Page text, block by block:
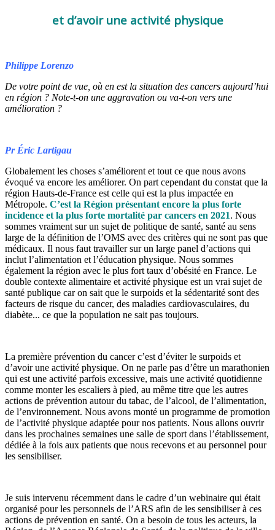
et d’avoir une activité physique
Philippe Lorenzo
De votre point de vue, où en est la situation des cancers aujourd’hui
en région ? Note-t-on une aggravation ou va-t-on vers une
amélioration ?
Pr Éric Lartigau
Globalement les choses s’améliorent et tout ce que nous avons
évoqué va encore les améliorer. On part cependant du constat que la
région Hauts-de-France est celle qui est la plus impactée en
Métropole. C’est la Région présentant encore la plus forte
incidence et la plus forte mortalité par cancers en 2021. Nous
sommes vraiment sur un sujet de politique de santé, santé au sens
large de la définition de l’OMS avec des critères qui ne sont pas que
médicaux. Il nous faut travailler sur un large panel d’actions qui
inclut l’alimentation et l’éducation physique. Nous sommes
également la région avec le plus fort taux d’obésité en France. Le
double contexte alimentaire et activité physique est un vrai sujet de
santé publique car on sait que le surpoids et la sédentarité sont des
facteurs de risque du cancer, des maladies cardiovasculaires, du
diabète... ce que la population ne sait pas toujours.
La première prévention du cancer c’est d’éviter le surpoids et
d’avoir une activité physique. On ne parle pas d’être un marathonien
qui est une activité parfois excessive, mais une activité quotidienne
comme monter les escaliers à pied, au même titre que les autres
actions de prévention autour du tabac, de l’alcool, de l’alimentation,
de l’environnement. Nous avons monté un programme de promotion
de l’activité physique adaptée pour nos patients. Nous allons ouvrir
dans les prochaines semaines une salle de sport dans l’établissement,
dédiée à la fois aux patients que nous recevons et au personnel pour
les sensibiliser.
Je suis intervenu récemment dans le cadre d’un webinaire qui était
organisé pour les personnels de l’ARS afin de les sensibiliser à ces
actions de prévention en santé. On a besoin de tous les acteurs, la